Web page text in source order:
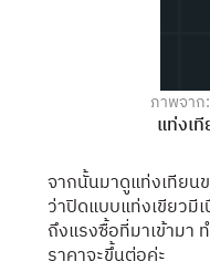
ภาพจา
แท่งเ
จากนั้นมาดูแท่งเทียน
ว่าปิดแบบแท่งเขียวมี
ถึงแรงซื้อที่มาเข้ามา
ราคาจะขึ้นต่อค่ะ